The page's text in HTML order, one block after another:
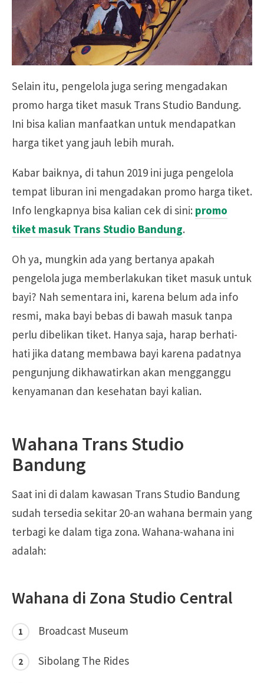
Selain itu, pengelola juga sering mengadakan
promo harga tiket masuk Trans Studio Bandung.
Ini bisa kalian manfaatkan untuk mendapatkan
harga tiket yang jauh lebih murah.
Kabar baiknya, di tahun 2019 ini juga pengelola
tempat liburan ini mengadakan promo harga tiket.
Info lengkapnya bisa kalian cek di sini: promo
tiket masuk Trans Studio Bandung.
Oh ya, mungkin ada yang bertanya apakah
pengelola juga memberlakukan tiket masuk untuk
bayi? Nah sementara ini, karena belum ada info
resmi, maka bayi bebas di bawah masuk tanpa
perlu dibelikan tiket. Hanya saja, harap berhati-
hati jika datang membawa bayi karena padatnya
pengunjung dikhawatirkan akan mengganggu
kenyamanan dan kesehatan bayi kalian.
Wahana Trans Studio
Bandung
Saat ini di dalam kawasan Trans Studio Bandung
sudah tersedia sekitar 20-an wahana bermain yang
terbagi ke dalam tiga zona. Wahana-wahana ini
adalah:
Wahana di Zona Studio Central
Broadcast Museum
Sibolang The Rides